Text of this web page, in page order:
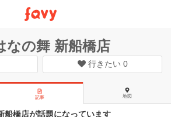
なの舞 新船橋店
行きたい 0
記事 地図
船橋店が話題になっています